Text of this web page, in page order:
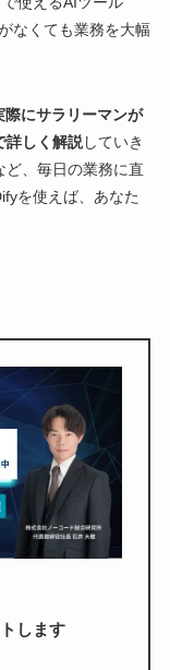
なくても業務を大幅
にサラリーマンが
詳しく解説していき
ど、毎日の業務に直
を使えば、あなた
します